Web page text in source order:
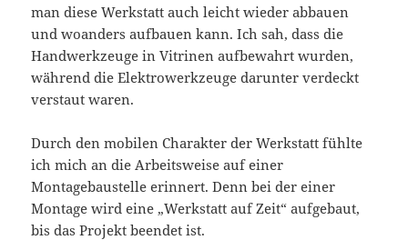
man diese Werkstatt auch leicht wieder abbauen
und woanders aufbauen kann. Ich sah, dass die
Handwerkzeuge in Vitrinen aufbewahrt wurden,
während die Elektrowerkzeuge darunter verdeckt
verstaut waren.
Durch den mobilen Charakter der Werkstatt fühlte
ich mich an die Arbeitsweise auf einer
Montagebaustelle erinnert. Denn bei der einer
Montage wird eine „Werkstatt auf Zeit“ aufgebaut,
bis das Projekt beendet ist.